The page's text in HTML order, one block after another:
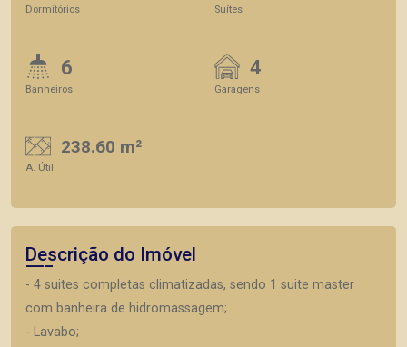
Dormitórios Suítes
6
Banheiros
4
Garagens
238.60 m²
A. Útil
Descrição do Imóvel
- 4 suites completas climatizadas, sendo 1 suite master
com banheira de hidromassagem;
- Lavabo;